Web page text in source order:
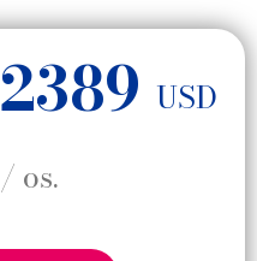
2389 USD
/ os.